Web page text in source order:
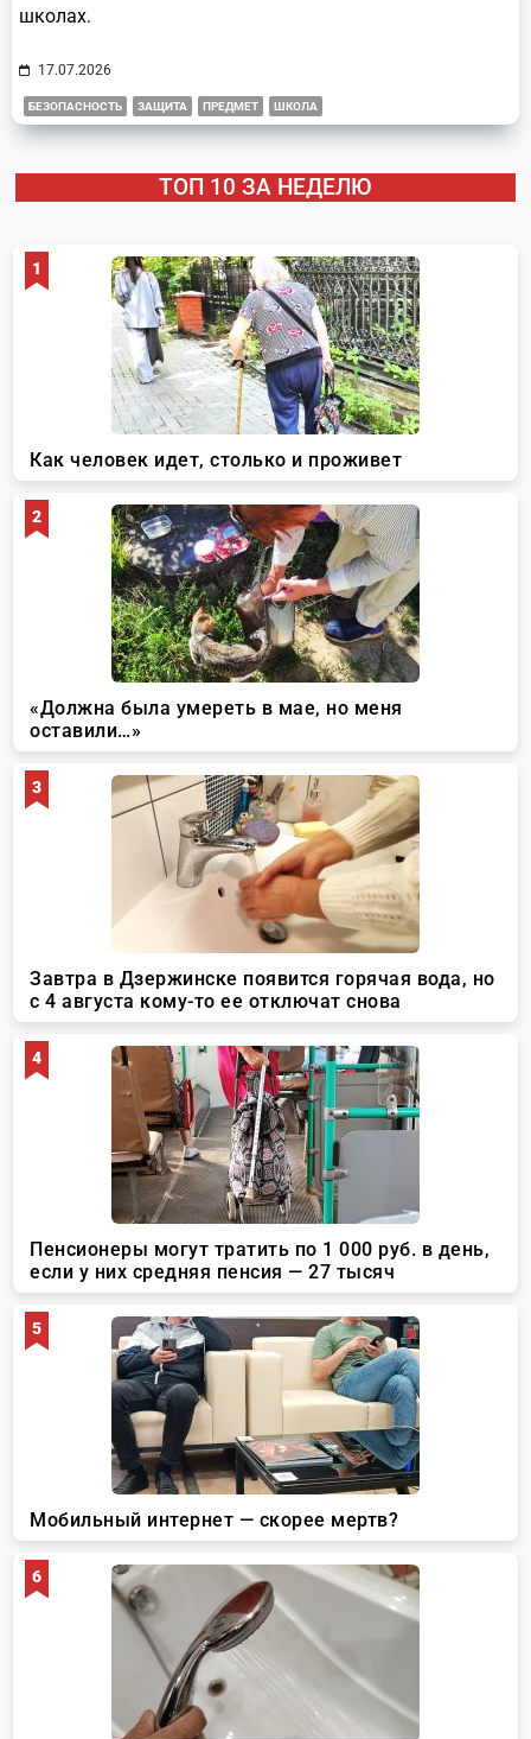
школах.
17.07.2026
БЕЗОПАСНОСТЬ ЗАЩИТА ПРЕДМЕТ ШКОЛА
ТОП 10 ЗА НЕДЕЛЮ